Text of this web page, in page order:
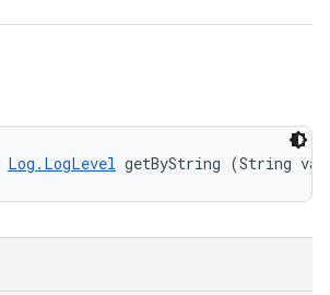
Log.LogLevel getByString (String